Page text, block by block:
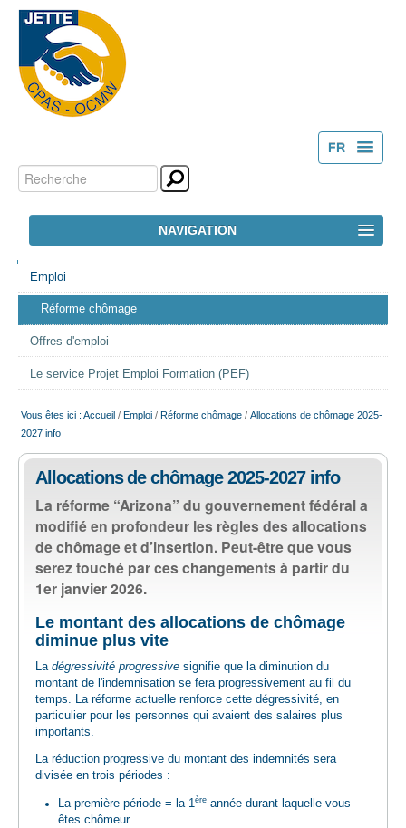
FR
Outils
personnels
Chercher par
Recherche
NAVIGATION
LE CPAS
ACTION SOCIALE
EMPLOI
AIDE ALIMENTAIRE
SENIORS
CULTURE ET JEUNESSE
NAVIGATION
Emploi
Réforme chômage
Offres d'emploi
Le service Projet Emploi Formation (PEF)
Vous êtes ici : Accueil / Emploi / Réforme chômage / Allocations de chômage 2025-
2027 info
Allocations de chômage 2025-2027 info
La réforme “Arizona” du gouvernement fédéral a
modifié en profondeur les règles des allocations
de chômage et d’insertion. Peut-être que vous
serez touché par ces changements à partir du
1er janvier 2026.
Le montant des allocations de chômage
diminue plus vite
La dégressivité progressivesignifie que la diminution du
montant de l'indemnisation se fera progressivement au fil du
temps. La réforme actuelle renforce cette dégressivité, en
particulier pour les personnes qui avaient des salaires plus
importants.
La réduction progressive du montant des indemnités sera
divisée en trois périodes :
La première période = la 1èreannée durant laquelle vous
êtes chômeur.